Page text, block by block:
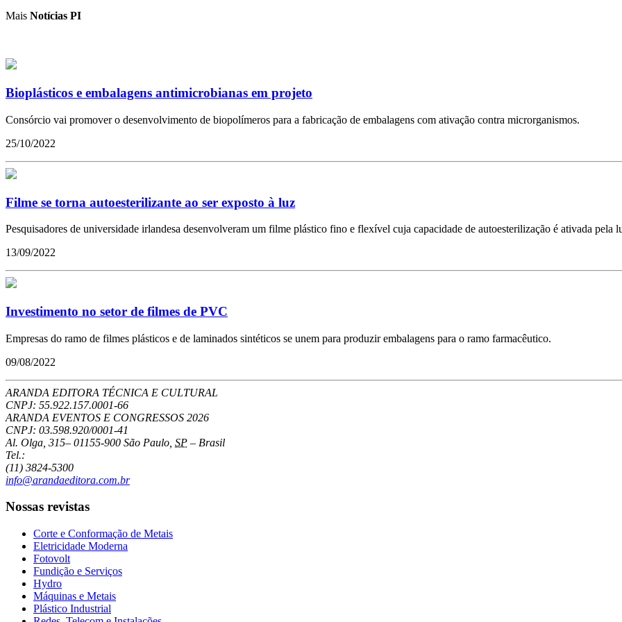
Mais Notícias PI
Bioplásticos e embalagens antimicrobianas em projeto
Consórcio vai promover o desenvolvimento de biopolímeros para a fabricação de embalagens com ativação contra microrganismos.
25/10/2022
Filme se torna autoesterilizante ao ser exposto à luz
Pesquisadores de universidade irlandesa desenvolveram um filme plástico fino e flexível cuja capacidade de autoesterilização é ativada pela
13/09/2022
Investimento no setor de filmes de PVC
Empresas do ramo de filmes plásticos e de laminados sintéticos se unem para produzir embalagens para o ramo farmacêutico.
09/08/2022
ARANDA EDITORA TÉCNICA E CULTURAL
CNPJ: 55.922.157.0001-66
ARANDA EVENTOS E CONGRESSOS 2026
CNPJ: 03.598.920/0001-41
Al. Olga, 315– 01155-900 São Paulo SP – Brasil
Tel.:
(11) 3824-5300
info@arandaeditora.com.br
Nossas revistas
Corte e Conformação de Metais
Eletricidade Moderna
Fotovolt
Fundição e Serviços
Hydro
Máquinas e Metais
Plástico Industrial